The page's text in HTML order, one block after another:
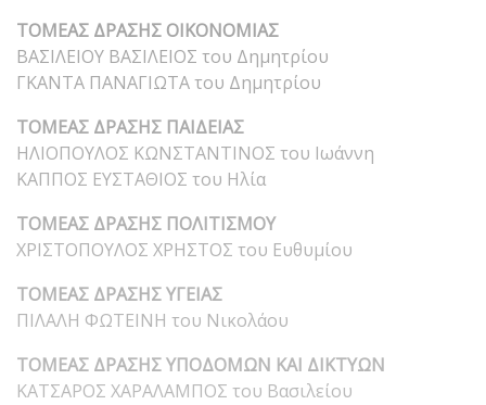
ΤΟΜΕΑΣ ΔΡΑΣΗΣ ΟΙΚΟΝΟΜΙΑΣ
ΒΑΣΙΛΕΙΟΥ ΒΑΣΙΛΕΙΟΣ του Δημητρίου
ΓΚΑΝΤΑ ΠΑΝΑΓΙΩΤΑ του Δημητρίου
ΤΟΜΕΑΣ ΔΡΑΣΗΣ ΠΑΙΔΕΙΑΣ
ΗΛΙΟΠΟΥΛΟΣ ΚΩΝΣΤΑΝΤΙΝΟΣ του Ιωάννη
ΚΑΠΠΟΣ ΕΥΣΤΑΘΙΟΣ του Ηλία
ΤΟΜΕΑΣ ΔΡΑΣΗΣ ΠΟΛΙΤΙΣΜΟΥ
ΧΡΙΣΤΟΠΟΥΛΟΣ ΧΡΗΣΤΟΣ του Ευθυμίου
ΤΟΜΕΑΣ ΔΡΑΣΗΣ ΥΓΕΙΑΣ
ΠΙΛΑΛΗ ΦΩΤΕΙΝΗ του Νικολάου
ΤΟΜΕΑΣ ΔΡΑΣΗΣ ΥΠΟΔΟΜΩΝ ΚΑΙ ΔΙΚΤΥΩΝ
ΚΑΤΣΑΡΟΣ ΧΑΡΑΛΑΜΠΟΣ του Βασιλείου